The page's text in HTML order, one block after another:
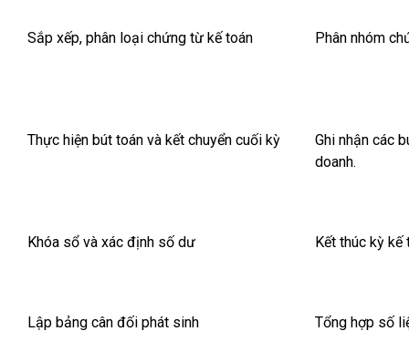
Sắp xếp, phân loại chứng từ kế toán Phân nhóm
Thực hiện bút toán và kết chuyển cuối kỳ
Ghi nhận các
doanh.
Khóa sổ và xác định số dư Kết thúc kỳ
Lập bảng cân đối phát sinh Tổng hợp số